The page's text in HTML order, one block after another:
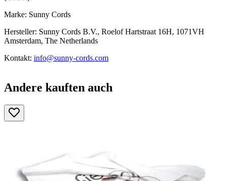
Marke: Sunny Cords
Hersteller: Sunny Cords B.V., Roelof Hartstraat 16H, 1071VH
Amsterdam, The Netherlands
Kontakt: info@sunny-cords.com
Andere kauften auch